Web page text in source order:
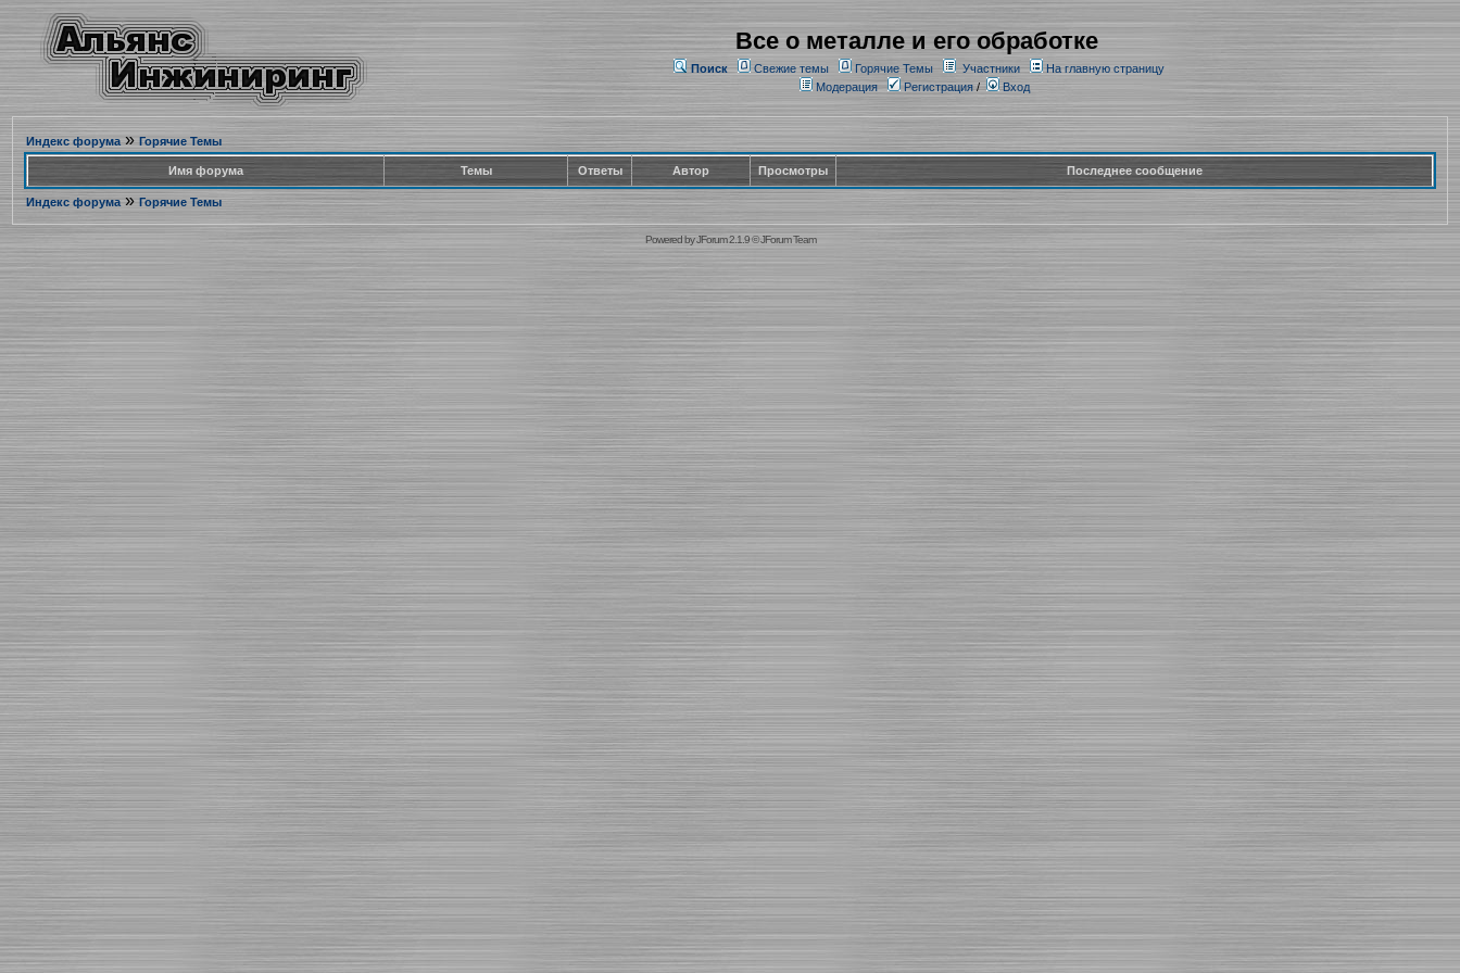
Все о металле и его обработке
Поиск Свежие темы Горячие Темы Участники
На главную страницу
Модерация
Регистрация/ Вход
Индекс форума» Горячие Темы
Имя форума Темы Ответы Автор Просмотры Последнее сообщение
Индекс форума» Горячие Темы
Powered byJForum 2.1.9©JForum Team